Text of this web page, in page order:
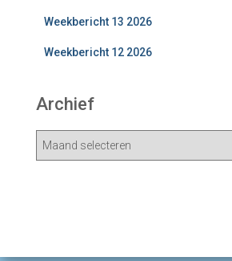
Weekbericht 13 2026
Weekbericht 12 2026
Archief